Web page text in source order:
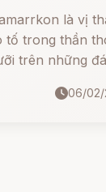
là vị
tố trong thần
trên những
tay và đầu
06/02/